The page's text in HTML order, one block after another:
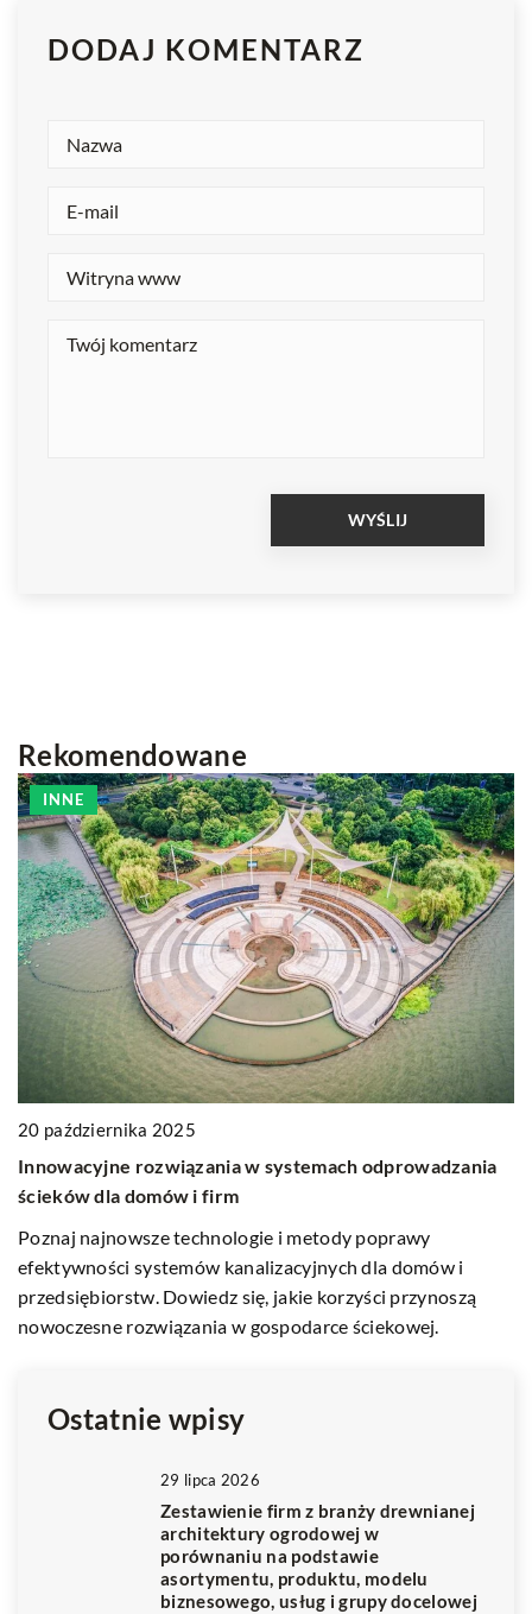
DODAJ KOMENTARZ
Rekomendowane
INNE
20 października 2025
Innowacyjne rozwiązania w systemach odprowadzania
ścieków dla domów i firm
Poznaj najnowsze technologie i metody poprawy
efektywności systemów kanalizacyjnych dla domów i
przedsiębiorstw. Dowiedz się, jakie korzyści przynoszą
nowoczesne rozwiązania w gospodarce ściekowej.
Ostatnie wpisy
29 lipca 2026
Zestawienie firm z branży drewnianej
architektury ogrodowej w
porównaniu na podstawie
asortymentu, produktu, modelu
biznesowego, usług i grupy docelowej